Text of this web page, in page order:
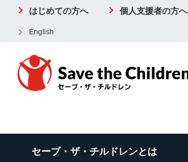
はじめての方へ 個人支援者の方へ
English
セーブ・ザ・チルドレンとは